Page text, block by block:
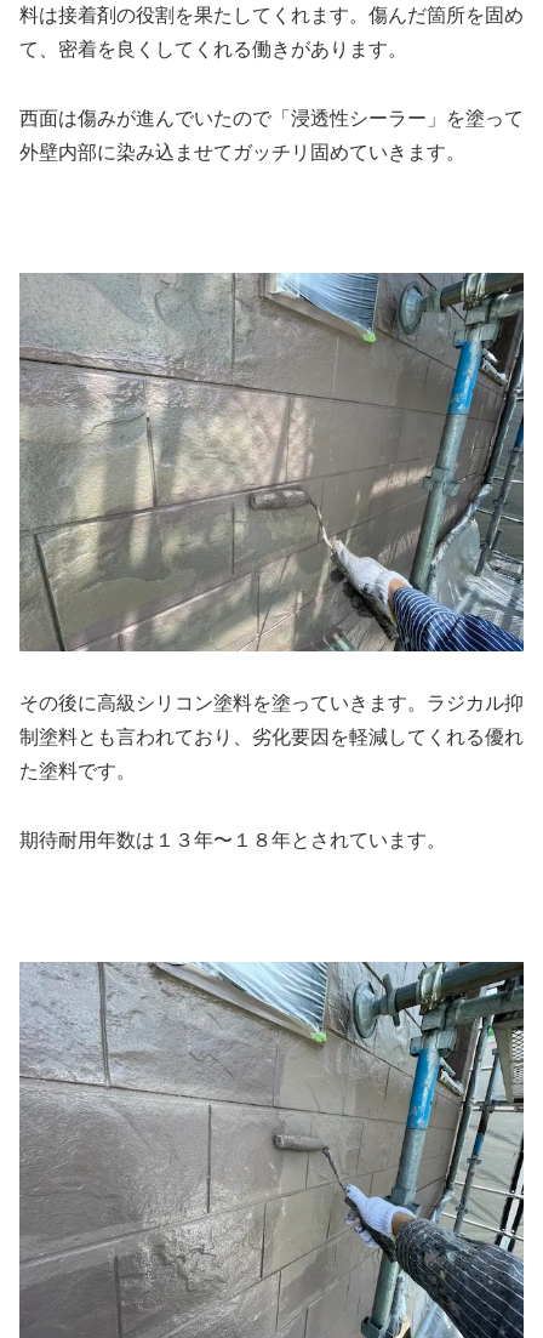
料は接着剤の役割を果たしてくれます。傷んだ箇所を固め
て、密着を良くしてくれる働きがあります。
西面は傷みが進んでいたので「浸透性シーラー」を塗って
外壁内部に染み込ませてガッチリ固めていきます。
その後に高級シリコン塗料を塗っていきます。ラジカル抑
制塗料とも言われており、劣化要因を軽減してくれる優れ
た塗料です。
期待耐用年数は１３年〜１８年とされています。